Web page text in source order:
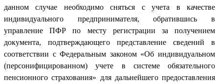
данном случае необходимо сняться с учета в качестве
индивидуального предпринимателя, обратившись в
управление ПФР по месту регистрации за получением
документа, подтверждающего представление сведений в
соответствии с Федеральным законом «Об индивидуальном
(персонифицированном) учете в системе обязательного
пенсионного страхования» для дальнейшего предоставления